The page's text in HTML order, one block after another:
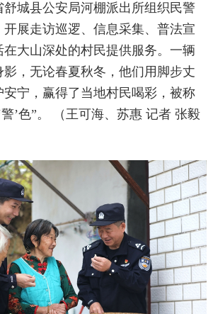
舒城县公安局河棚派出所组织民警
展走访巡逻、信息采集、普法宣
大山深处的村民提供服务。一辆
，无论春夏秋冬，他们用脚步丈
宁，赢得了当地村民喝彩，被称
’色”。 （王可海、苏惠 记者 张毅